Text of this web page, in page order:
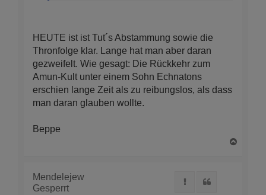
HEUTE ist ist Tut´s Abstammung sowie die
Thronfolge klar. Lange hat man aber daran
gezweifelt. Wie gesagt: Die Rückkehr zum
Amun-Kult unter einem Sohn Echnatons
erschien lange Zeit als zu reibungslos, als dass
man daran glauben wollte.
Beppe
Mendelejew
Gesperrt
Melden